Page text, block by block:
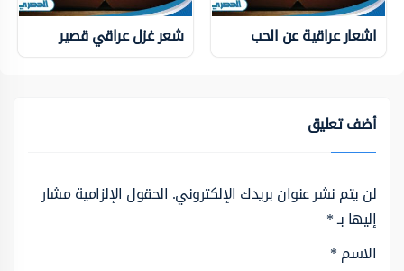
اشعار عراقية عن الحب شعر غزل عراقي قصير
أضف تعليق
لن يتم نشر عنوان بريدك الإلكتروني. الحقول الإلزامية مشار
إليها بـ*
الاسم*